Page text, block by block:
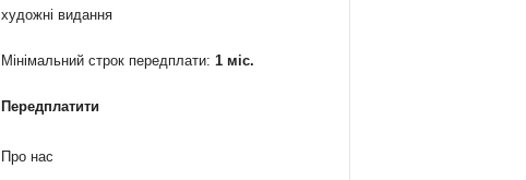
художні видання
Мінімальний строк передплати: 1 міс.
Передплатити
Про нас